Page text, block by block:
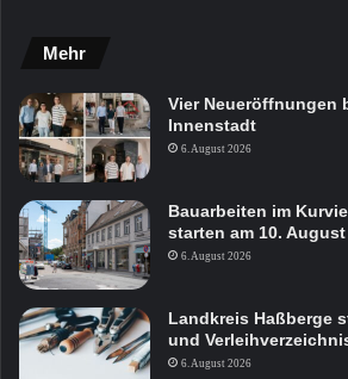
Mehr
Vier Neueröffnungen
Innenstadt
6. August 2026
Bauarbeiten im
starten am 10. August
6. August 2026
Landkreis Haßberge
und
6. August 2026